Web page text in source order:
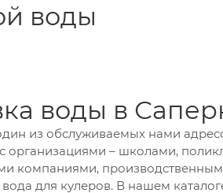
воды
воды в
из обслуживаемых нами
организациями – школами,
компаниями,
для кулеров. В нашем